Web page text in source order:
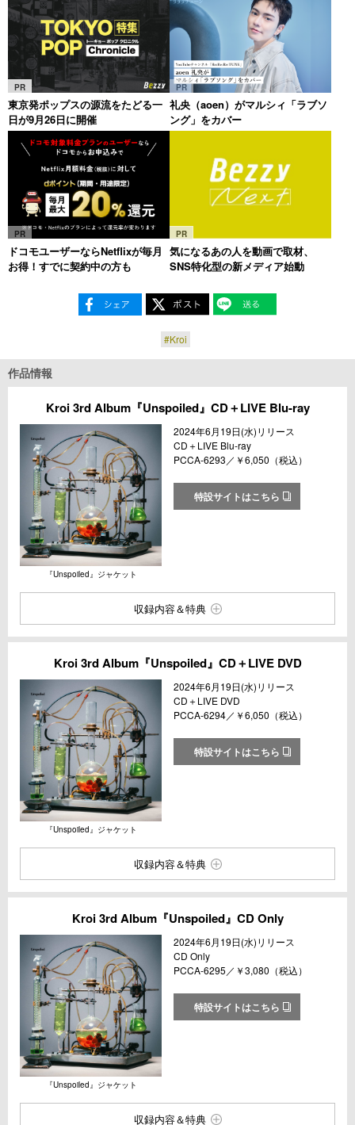
PR
東京発ポップスの源流をたどる一
日が9月26日に開催
PR
礼央（aoen）がマルシィ「ラブソ
ング」をカバー
PR
ドコモユーザーならNetflixが毎月
お得！すでに契約中の方も
PR
気になるあの人を動画で取材、
SNS特化型の新メディア始動
#Kroi
作品情報
Kroi 3rd Album『Unspoiled』CD＋LIVE Blu-ray
『Unspoiled』ジャケット
2024年6月19日(水)リリース
CD＋LIVE Blu-ray
PCCA-6293／￥6,050（税込）
特設サイトはこちら
収録内容＆特典
Kroi 3rd Album『Unspoiled』CD＋LIVE DVD
『Unspoiled』ジャケット
2024年6月19日(水)リリース
CD＋LIVE DVD
PCCA-6294／￥6,050（税込）
特設サイトはこちら
収録内容＆特典
Kroi 3rd Album『Unspoiled』CD Only
『Unspoiled』ジャケット
2024年6月19日(水)リリース
CD Only
PCCA-6295／￥3,080（税込）
特設サイトはこちら
収録内容＆特典